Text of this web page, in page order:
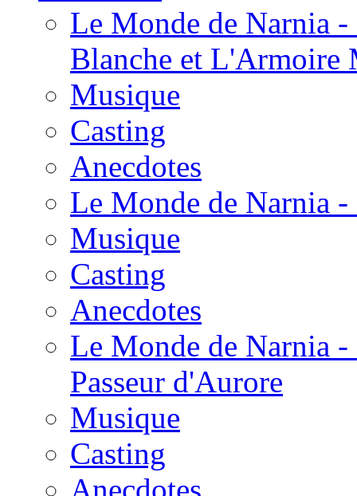
Le Monde de Narnia
Blanche et L'Armoire
Musique
Casting
Anecdotes
Le Monde de Narnia
Musique
Casting
Anecdotes
Le Monde de Narnia
Passeur d'Aurore
Musique
Casting